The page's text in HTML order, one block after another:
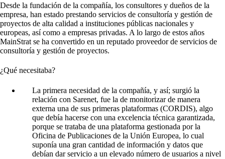
Desde la fundación de la compañía, los consultores y dueños de la
empresa, han estado prestando servicios de consultoría y gestión de
proyectos de alta calidad a instituciones públicas nacionales y
europeas, así como a empresas privadas. A lo largo de estos años
MainStrat se ha convertido en un reputado proveedor de servicios de
consultoría y gestión de proyectos.
¿Qué necesitaba?
La primera necesidad de la compañía, y así; surgió la
relación con Sarenet, fue la de monitorizar de manera
externa una de sus primeras plataformas (CORDIS), algo
que debía hacerse con una excelencia técnica garantizada,
porque se trataba de una plataforma gestionada por la
Oficina de Publicaciones de la Unión Europea, lo cual
suponía una gran cantidad de información y datos que
debían dar servicio a un elevado número de usuarios a nivel